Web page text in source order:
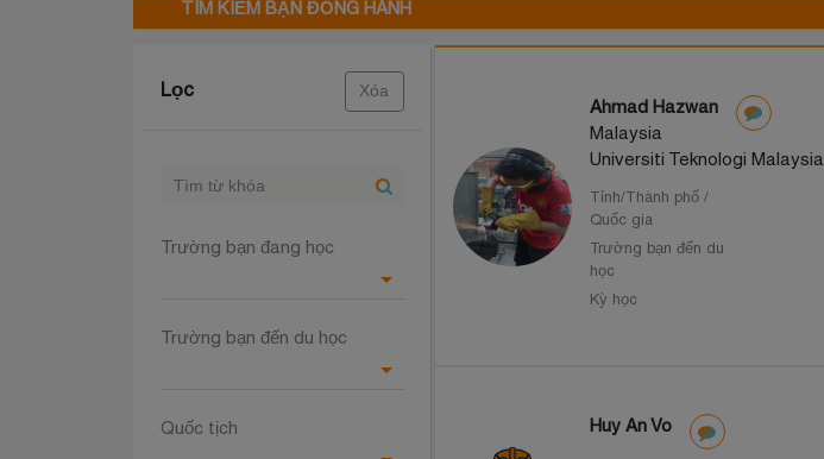
TÌM KIẾM BẠN ĐỒNG HÀNH
Lọc Xóa
Trường bạn đang học
Trường bạn đến du học
Quốc tịch
Ahmad Hazwan
Malaysia
Universiti Teknologi Malaysia
Tỉnh/Thành phố /
Quốc gia
Trường bạn đến du
học
Kỳ học
Huy An Vo